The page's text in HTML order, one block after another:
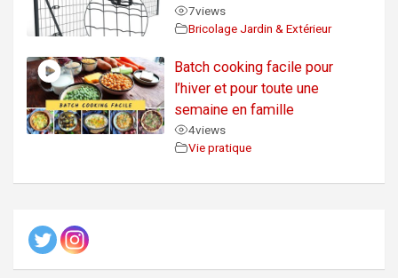
7views
Bricolage Jardin & Extérieur
Batch cooking facile pour
l’hiver et pour toute une
semaine en famille
4views
Vie pratique